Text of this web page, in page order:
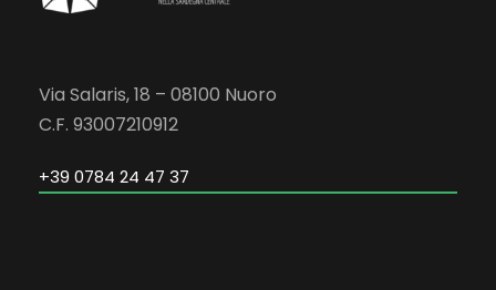
Via Salaris, 18 – 08100 Nuoro
C.F. 93007210912
+39 0784 24 47 37